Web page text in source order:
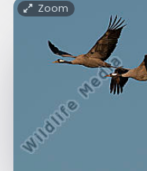
Zoom